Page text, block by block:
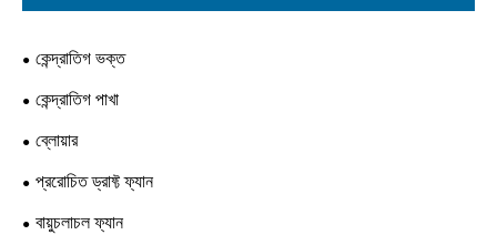
কেন্দ্রাতিগ ভক্ত
কেন্দ্রাতিগ পাখা
ব্লোয়ার
প্ররোচিত ড্রাফ্ট ফ্যান
বায়ুচলাচল ফ্যান